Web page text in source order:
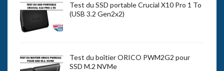
Test du SSD portable Crucial X10 Pro 1 To
(USB 3.2 Gen2x2)
Test du boîtier ORICO PWM2G2 pour
SSD M.2 NVMe